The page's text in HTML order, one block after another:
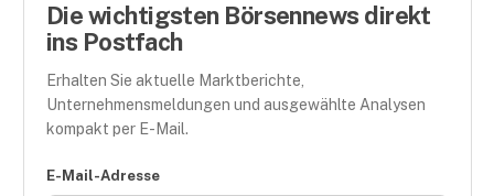
Die wichtigsten Börsennews direkt
ins Postfach
Erhalten Sie aktuelle Marktberichte,
Unternehmensmeldungen und ausgewählte Analysen
kompakt per E-Mail.
E-Mail-Adresse